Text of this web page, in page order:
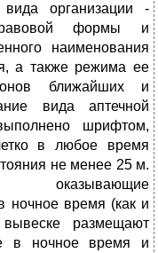
организации -
правовой формы и
наименования
а также режима ее
ближайших и
вида аптечной
шрифтом,
в любое время
не менее 25 м.
оказывающие
ночное время (как и
размещают
в ночное время и